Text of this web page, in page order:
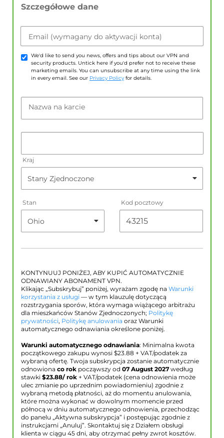
Szczegółowe dane
Email (wymagany do aktywacji konta)
We'd like to send you news, offers and tips about our VPN and
security products. Untick here if you'd prefer not to receive these
marketing emails. You can unsubscribe at any time using the link
in every email. See our Privacy Policy for details.
Nazwa na karcie
Kraj
Stan Kod pocztowy
KONTYNUUJ PONIŻEJ, ABY KUPIĆ AUTOMATYCZNIE
ODNAWIANY ABONAMENT VPN.
Klikając „Subskrybuj” poniżej, wyrażam zgodę na Warunki
korzystania z usługi — w tym klauzulę dotyczącą
rozstrzygania sporów, która wymaga wiążącego arbitrażu
dla mieszkańców Stanów Zjednoczonych; Politykę
prywatności, Politykę anulowania oraz Warunki
automatycznego odnawiania określone poniżej.
Warunki automatycznego odnawiania: Minimalna kwota
początkowego zakupu wynosi $23.88 + VAT/podatek za
wybraną ofertę. Twoja subskrypcja zostanie automatycznie
odnowiona co rok począwszy od 07 August 2027 według
stawki $23.88/ rok + VAT/podatek (cena odnowienia może
ulec zmianie po uprzednim powiadomieniu) zgodnie z
wybraną metodą płatności, aż do momentu anulowania,
które można wykonać w dowolnym momencie przed
północą w dniu automatycznego odnowienia, przechodząc
do panelu „Aktywna subskrypcja” i postępując zgodnie z
instrukcjami „Anuluj”. Skontaktuj się z Działem obsługi
klienta w ciągu 45 dni, aby otrzymać pełny zwrot kosztów.